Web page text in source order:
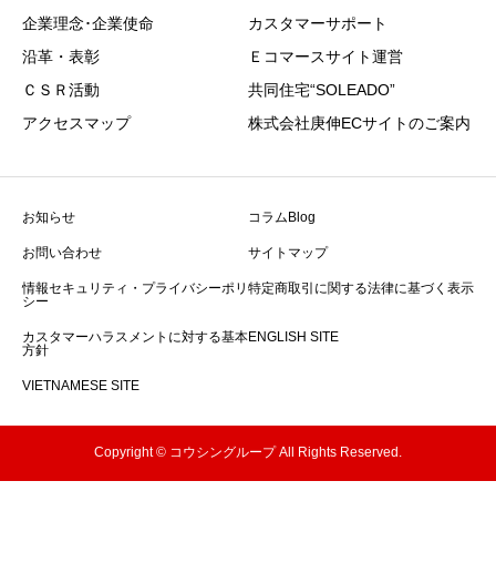
企業理念･企業使命
沿革・表彰
ＣＳＲ活動
アクセスマップ
カスタマーサポート
Ｅコマースサイト運営
共同住宅“SOLEADO”
株式会社庚伸ECサイトのご案内
お知らせ コラムBlog
お問い合わせ サイトマップ
情報セキュリティ・プライバシーポリ
シー
特定商取引に関する法律に基づく表示
カスタマーハラスメントに対する基本
方針
ENGLISH SITE
VIETNAMESE SITE
Copyright © コウシングループ All Rights Reserved.